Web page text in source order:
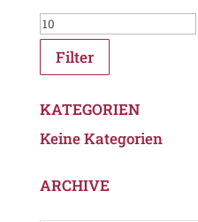
Filter
KATEGORIEN
Keine Kategorien
ARCHIVE